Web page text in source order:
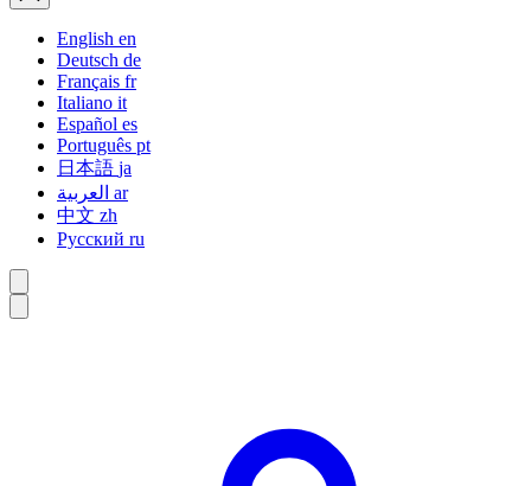
English en
Deutsch de
Français fr
Italiano it
Español es
Português pt
日本語 ja
ar
中文 zh
Русский ru